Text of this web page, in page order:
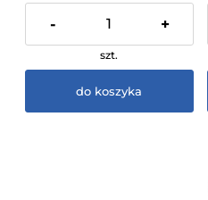
- +
szt.
do koszyka